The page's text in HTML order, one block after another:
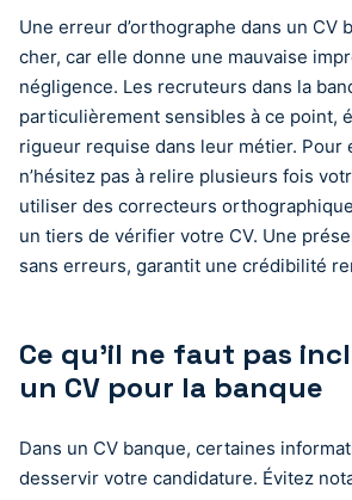
Une erreur d’orthographe dans un CV
cher, car elle donne une mauvaise
négligence. Les recruteurs dans la
particulièrement sensibles à ce point,
rigueur requise dans leur métier. Pour
n’hésitez pas à relire plusieurs fois
utiliser des correcteurs
un tiers de vérifier votre CV. Une
sans erreurs, garantit une crédibilité
Ce qu’il ne faut pas
un CV pour la banque
Dans un CV banque, certaines
desservir votre candidature. Évitez